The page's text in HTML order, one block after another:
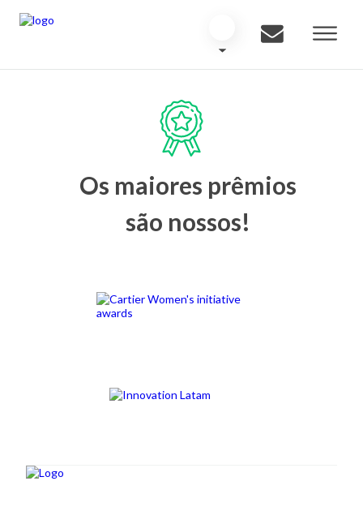
Os maiores prêmios
são nossos!